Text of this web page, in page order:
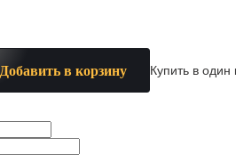
Добавить в корзину Купить в один